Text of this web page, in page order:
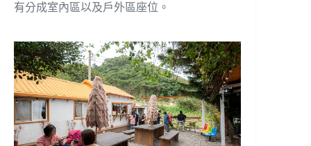
有分成室內區以及戶外區座位。